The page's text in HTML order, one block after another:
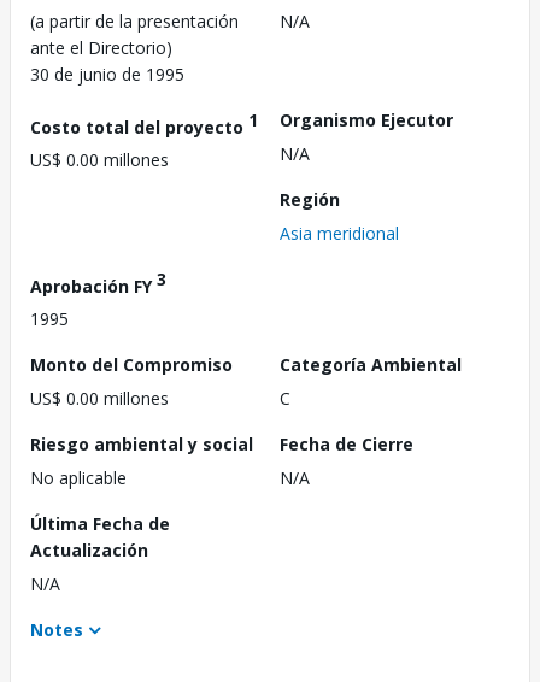
(a partir de la presentación
ante el Directorio)
30 de junio de 1995
N/A
Costo total del proyecto 1
US$ 0.00 millones
Organismo Ejecutor
N/A
Región
Asia meridional
Aprobación FY3
1995
Monto del Compromiso
US$ 0.00 millones
Categoría Ambiental
C
Riesgo ambiental y social
No aplicable
Fecha de Cierre
N/A
Última Fecha de
Actualización
N/A
Notes